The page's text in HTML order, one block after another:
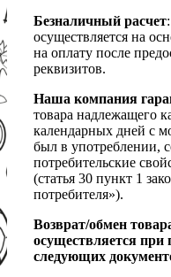
Безналичный расчет
осуществляется на
на оплату после
реквизитов.
Наша компания
товара надлежащего
календарных дней с
был в употреблении,
потребительские
(статья 30 пункт 1
потребителя»).
Возврат/обмен
осуществляется при
следующих